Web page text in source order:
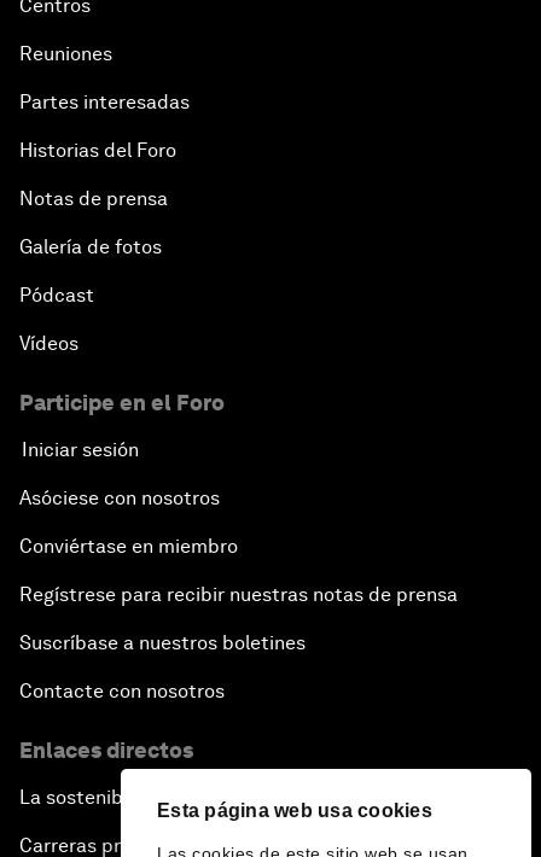
Esta página web usa cookies
Centros
Reuniones
Partes interesadas
Historias del Foro
Notas de prensa
Galería de fotos
Pódcast
Vídeos
Participe en el Foro
Iniciar sesión
Asóciese con nosotros
Conviértase en miembro
Regístrese para recibir nuestras notas de prensa
Suscríbase a nuestros boletines
Contacte con nosotros
Enlaces directos
La sostenibilidad en el Foro
Carreras profesionales